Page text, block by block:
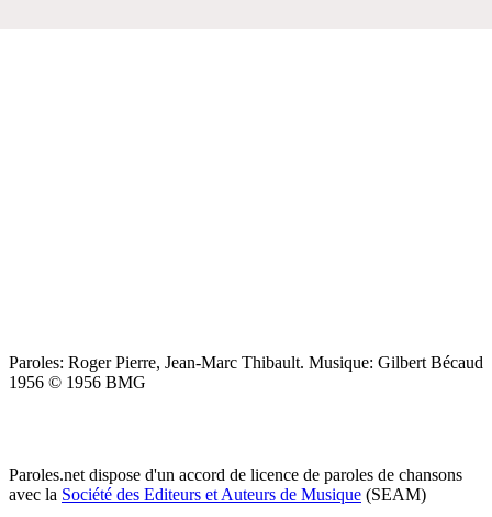
Paroles: Roger Pierre, Jean-Marc Thibault. Musique: Gilbert Bécaud
1956 © 1956 BMG
Paroles.net dispose d'un accord de licence de paroles de chansons
avec la Société des Editeurs et Auteurs de Musique (SEAM)